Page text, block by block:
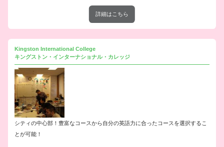
詳細はこちら
Kingston International College
キングストン・インターナショナル・カレッジ
シティの中心部！豊富なコースから自分の英語力に合ったコースを選択するこ
とが可能！